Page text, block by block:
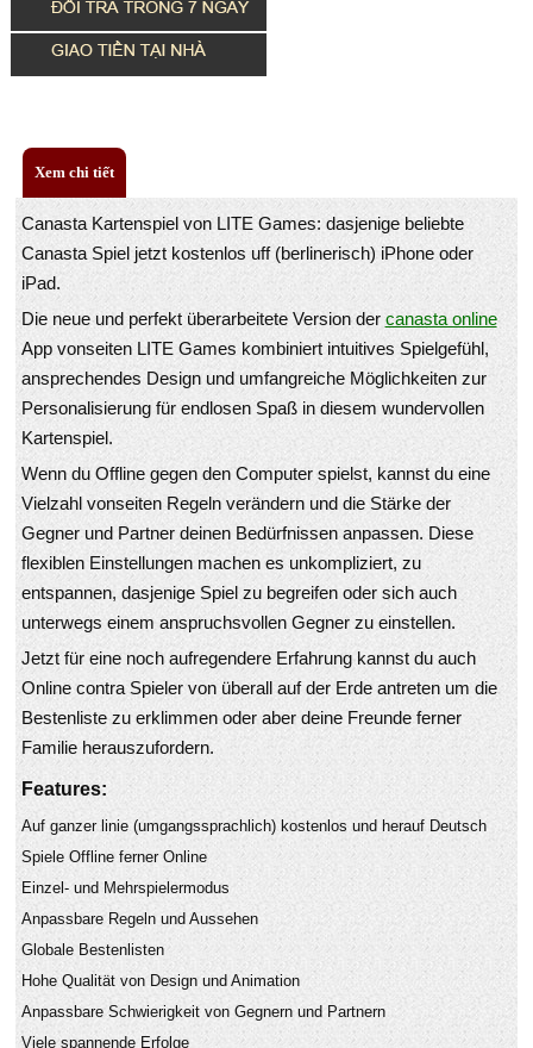
Xem chi tiết
Canasta Kartenspiel von LITE Games: dasjenige beliebte
Canasta Spiel jetzt kostenlos uff (berlinerisch) iPhone oder
iPad.
Die neue und perfekt überarbeitete Version der canasta online
App vonseiten LITE Games kombiniert intuitives Spielgefühl,
ansprechendes Design und umfangreiche Möglichkeiten zur
Personalisierung für endlosen Spaß in diesem wundervollen
Kartenspiel.
Wenn du Offline gegen den Computer spielst, kannst du eine
Vielzahl vonseiten Regeln verändern und die Stärke der
Gegner und Partner deinen Bedürfnissen anpassen. Diese
flexiblen Einstellungen machen es unkompliziert, zu
entspannen, dasjenige Spiel zu begreifen oder sich auch
unterwegs einem anspruchsvollen Gegner zu einstellen.
Jetzt für eine noch aufregendere Erfahrung kannst du auch
Online contra Spieler von überall auf der Erde antreten um die
Bestenliste zu erklimmen oder aber deine Freunde ferner
Familie herauszufordern.
Features:
Auf ganzer linie (umgangssprachlich) kostenlos und herauf Deutsch
Spiele Offline ferner Online
Einzel- und Mehrspielermodus
Anpassbare Regeln und Aussehen
Globale Bestenlisten
Hohe Qualität von Design und Animation
Anpassbare Schwierigkeit von Gegnern und Partnern
Viele spannende Erfolge